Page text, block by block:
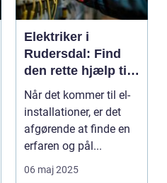
Elektriker i
Rudersdal: Find
den rette hjælp til
dine el-
installationer
Når det kommer til el-
installationer, er det
afgørende at finde en
erfaren og pål...
06 maj 2025